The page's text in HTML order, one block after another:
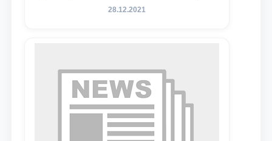
Севдо Хакимходжаева, Анбарой
специальной стипендии имени
Хадичи Сулеймановой.
28.12.2021